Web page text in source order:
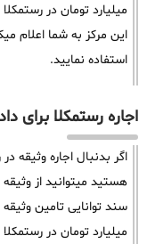
میلیارد تومان در
این مرکز به شما اعلام
استفاده نمایید.
اجاره رستمکلا برای
اگر بدنبال اجاره وثیقه
هستید میتوانید از
میلیارد تومان در